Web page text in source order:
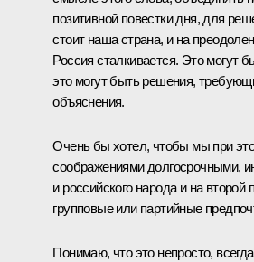
позитивной повестки дня, для
стоит наша страна, и на
Россия сталкивается. Это могут
это могут быть решения,
объяснения.
Очень бы хотел, чтобы мы при
соображениями долгосрочными,
и российского народа и на второй
групповые или партийные
Понимаю, что это непросто,